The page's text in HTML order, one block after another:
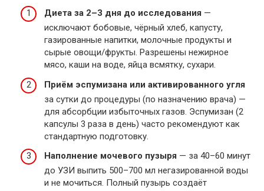
Диета за 2–3 дня до исследования —
исключают бобовые, чёрный хлеб, капусту,
газированные напитки, молочные продукты и
сырые овощи/фрукты. Разрешены нежирное
мясо, каши на воде, яйца всмятку, сухари.
Приём эспумизана или активированного угля
за сутки до процедуры (по назначению врача) —
для абсорбции избыточных газов. Эспумизан (2
капсулы 3 раза в день) часто рекомендуют как
стандартную подготовку.
Наполнение мочевого пузыря — за 40–60 минут
до УЗИ выпить 500–700 мл негазированной воды
и не мочиться. Полный пузырь создаёт